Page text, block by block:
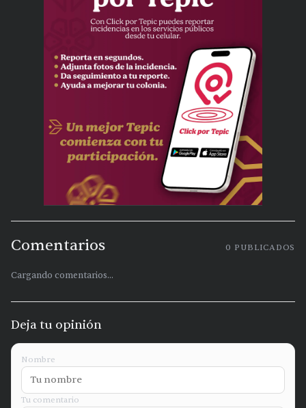
Comentarios 0 PUBLICADOS
Cargando comentarios...
Deja tu opinión
Nombre
Tu comentario